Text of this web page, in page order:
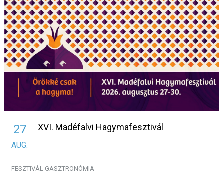
27
AUG.
XVI. Madéfalvi Hagymafesztivál
FESZTIVÁL GASZTRONÓMIA